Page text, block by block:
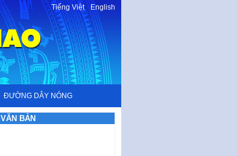
Tiếng Việt-English
ĐƯỜNG DÂY NÓNG
VĂN BẢN